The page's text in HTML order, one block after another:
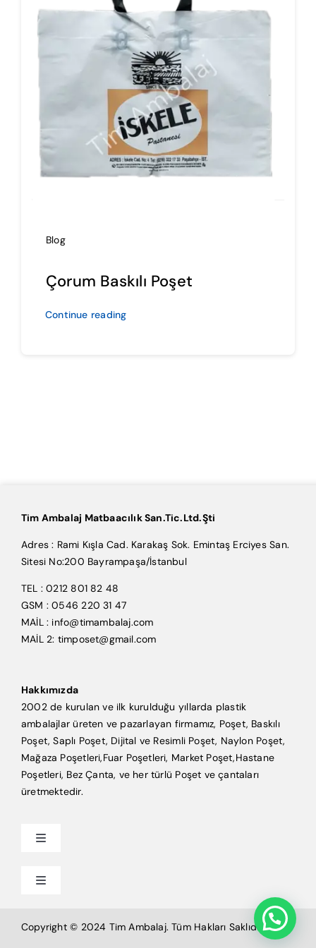
İmalat
Blog
Çorum Baskılı Poşet
Continue reading
Tim Ambalaj Matbaacılık San.Tic.Ltd.Şti
Adres : Rami Kışla Cad. Karakaş Sok. Emintaş Erciyes San.
Sitesi No:200 Bayrampaşa/İstanbul
TEL : 0212 801 82 48
GSM : 0546 220 31 47
MAİL : info@timambalaj.com
MAİL 2: timposet@gmail.com
Hakkımızda
2002 de kurulan ve ilk kurulduğu yıllarda plastik
ambalajlar üreten ve pazarlayan firmamız, Poşet, Baskılı
Poşet, Saplı Poşet, Dijital ve Resimli Poşet, Naylon Poşet,
Mağaza Poşetleri,Fuar Poşetleri, Market Poşet,Hastane
Poşetleri, Bez Çanta, ve her türlü Poşet ve çantaları
üretmektedir.
Toggle
Anasayfa
Tim Ambalaj
Toggle
Copyright © 2024 Tim Ambalaj. Tüm Hakları Saklıdır.